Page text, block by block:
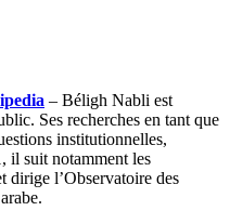
– Béligh Nabli est
Ses recherches en tant que
institutionnelles,
il suit notamment les
dirige l’Observatoire des